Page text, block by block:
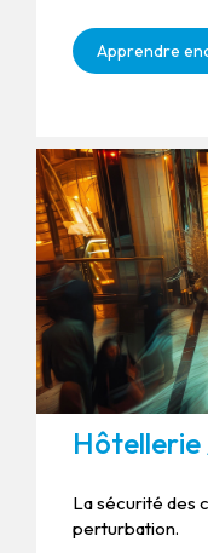
Apprendre
La sécurité des
perturbation.